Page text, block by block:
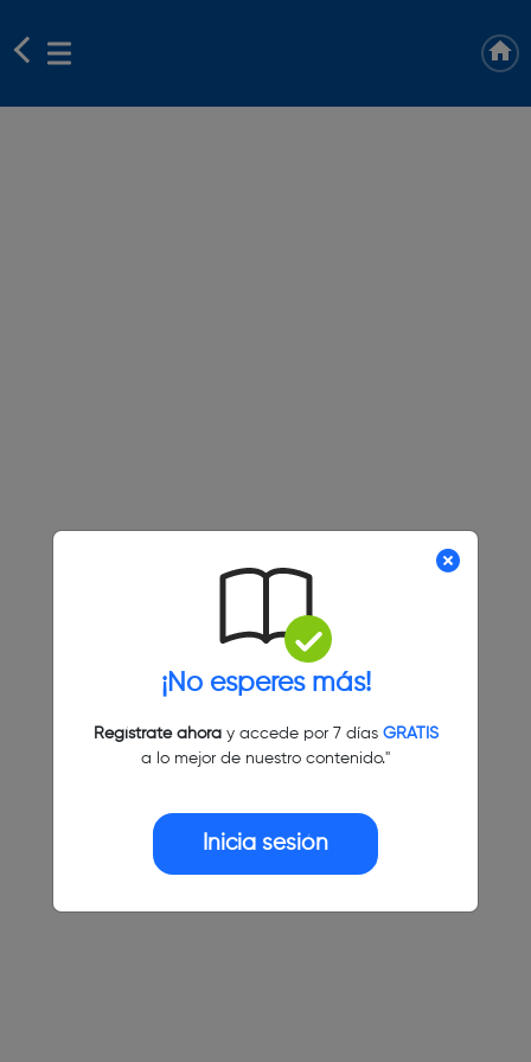
¡No esperes más!
Regístrate ahoray accede por 7 días GRATIS
a lo mejor de nuestro contenido."
Inicia sesión